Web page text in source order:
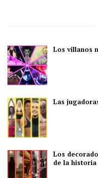
Los villanos
Las
Los
de la historia